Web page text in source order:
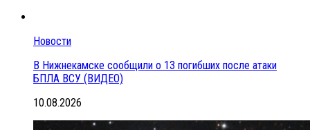
Новости
В Нижнекамске сообщили о 13 погибших после атаки
БПЛА ВСУ (ВИДЕО)
10.08.2026